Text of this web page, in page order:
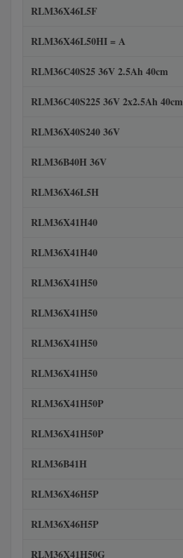
RLM36X46L5F
RLM36X46L50HI = A
RLM36C40S25 36V 2.5Ah 40cm
RLM36C40S225 36V 2x2.5Ah 40cm
RLM36X40S240 36V
RLM36B40H 36V
RLM36X46L5H
RLM36X41H40
RLM36X41H40
RLM36X41H50
RLM36X41H50
RLM36X41H50
RLM36X41H50
RLM36X41H50P
RLM36X41H50P
RLM36B41H
RLM36X46H5P
RLM36X46H5P
RLM36X41H50G